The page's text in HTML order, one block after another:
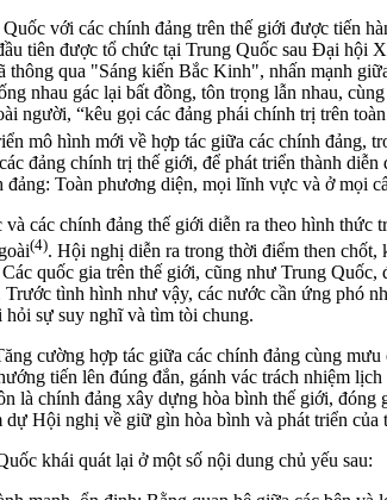
với các chính đảng trên thế giới được tiến
tiên được tổ chức tại Trung Quốc sau Đại hội
qua "Sáng kiến Bắc Kinh", nhấn mạnh
nhau gác lại bất đồng, tôn trọng lẫn nhau,
người, “kêu gọi các đảng phái chính trị trên
mô hình mới về hợp tác giữa các chính đảng,
đảng chính trị thế giới, để phát triển thành
Toàn phương diện, mọi lĩnh vực và ở mọi
các chính đảng thế giới diễn ra theo hình thức
(4). Hội nghị diễn ra trong thời điểm then chốt,
quốc gia trên thế giới, cũng như Trung
tình hình như vậy, các nước cần ứng phó
hỏi sự suy nghĩ và tìm tòi chung.
cường hợp tác giữa các chính đảng cùng
tiến lên đúng đắn, gánh vác trách nhiệm
là chính đảng xây dựng hòa bình thế giới,
Hội nghị về giữ gìn hòa bình và phát triển
khái quát lại ở một số nội dung chủ yếu sau: